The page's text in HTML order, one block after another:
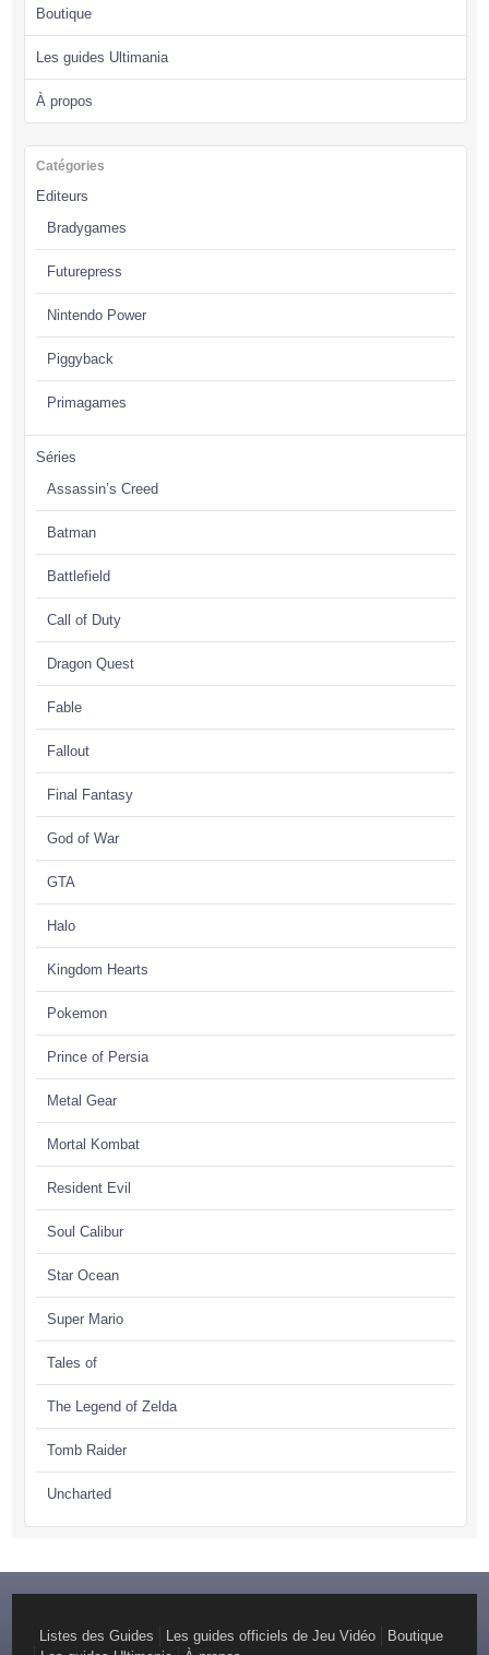
Boutique
Les guides Ultimania
À propos
Catégories
Editeurs
Bradygames
Futurepress
Nintendo Power
Piggyback
Primagames
Séries
Assassin’s Creed
Batman
Battlefield
Call of Duty
Dragon Quest
Fable
Fallout
Final Fantasy
God of War
GTA
Halo
Kingdom Hearts
Pokemon
Prince of Persia
Metal Gear
Mortal Kombat
Resident Evil
Soul Calibur
Star Ocean
Super Mario
Tales of
The Legend of Zelda
Tomb Raider
Uncharted
Listes des Guides Les guides officiels de Jeu Vidéo
Boutique